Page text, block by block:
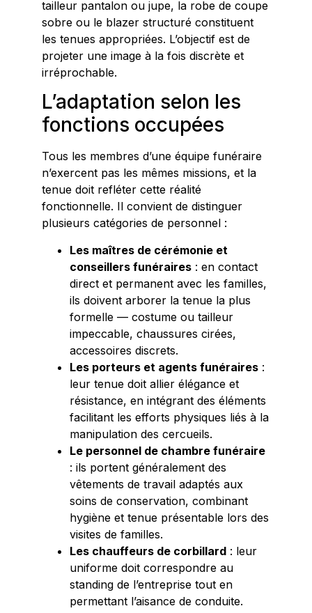
tailleur pantalon ou jupe, la robe de coupe
sobre ou le blazer structuré constituent
les tenues appropriées. L’objectif est de
projeter une image à la fois discrète et
irréprochable.
L’adaptation selon les
fonctions occupées
Tous les membres d’une équipe funéraire
n’exercent pas les mêmes missions, et la
tenue doit refléter cette réalité
fonctionnelle. Il convient de distinguer
plusieurs catégories de personnel :
Les maîtres de cérémonie et
conseillers funéraires : en contact
direct et permanent avec les familles,
ils doivent arborer la tenue la plus
formelle — costume ou tailleur
impeccable, chaussures cirées,
accessoires discrets.
Les porteurs et agents funéraires :
leur tenue doit allier élégance et
résistance, en intégrant des éléments
facilitant les efforts physiques liés à la
manipulation des cercueils.
Le personnel de chambre funéraire
: ils portent généralement des
vêtements de travail adaptés aux
soins de conservation, combinant
hygiène et tenue présentable lors des
visites de familles.
Les chauffeurs de corbillard : leur
uniforme doit correspondre au
standing de l’entreprise tout en
permettant l’aisance de conduite.